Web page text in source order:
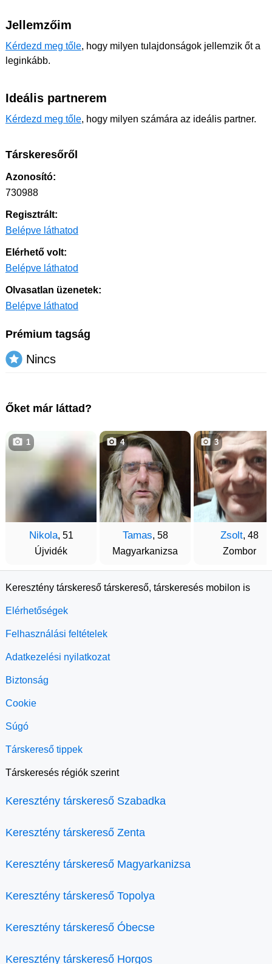
Jellemzőim
Kérdezd meg tőle, hogy milyen tulajdonságok jellemzik őt a
leginkább.
Ideális partnerem
Kérdezd meg tőle, hogy milyen számára az ideális partner.
Társkeresőről
Azonosító:
730988
Regisztrált:
Belépve láthatod
Elérhető volt:
Belépve láthatod
Olvasatlan üzenetek:
Belépve láthatod
Prémium tagság
Nincs
Őket már láttad?
Nikola, 51
Újvidék
1
Tamas, 58
Magyarkanizsa
4
Zsolt, 48
Zombor
3
Keresztény társkereső társkereső, társkeresés mobilon is
Elérhetőségek
Felhasználási feltételek
Adatkezelési nyilatkozat
Biztonság
Cookie
Súgó
Társkereső tippek
Társkeresés régiók szerint
Keresztény társkereső Szabadka
Keresztény társkereső Zenta
Keresztény társkereső Magyarkanizsa
Keresztény társkereső Topolya
Keresztény társkereső Óbecse
Keresztény társkereső Horgos